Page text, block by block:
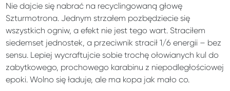
Nie dajcie się nabrać na recyclingowaną głowę
Szturmotrona. Jednym strzałem pozbędziecie się
wszystkich ogniw, a efekt nie jest tego wart. Straciłem
siedemset jednostek, a przeciwnik stracił 1/6 energii – bez
sensu. Lepiej wycraftujcie sobie trochę ołowianych kul do
zabytkowego, prochowego karabinu z niepodległościowej
epoki. Wolno się ładuje, ale ma kopa jak mało co.